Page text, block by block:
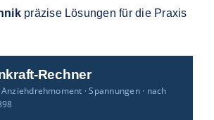
präzise Lösungen für die Praxis
Rechner
· Spannungen · nach